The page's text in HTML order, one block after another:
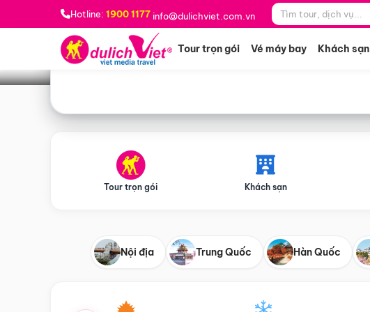
Hotline: 1900 1177 info@dulichviet.com.vn
Tour trọn gói Vé máy bay Khách sạn
Bạn muốn đi đâu? *
Tour trọn gói Khách sạn
Nội địa Trung Quốc Hàn Quốc